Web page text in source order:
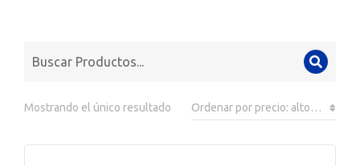
Mostrando el único resultado